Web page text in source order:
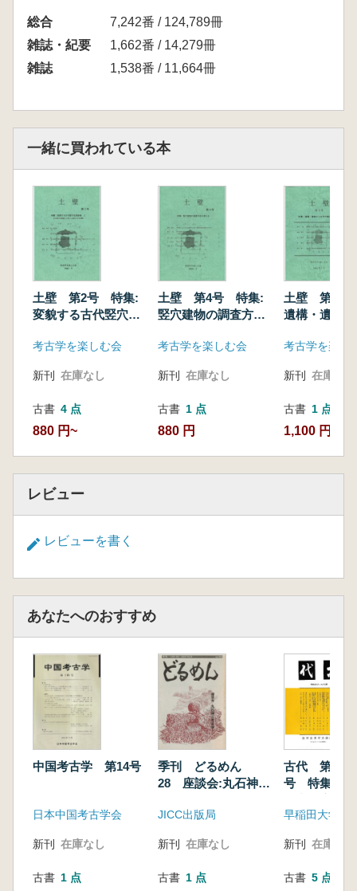
総合
7,242番 / 124,789冊
雑誌・紀要
1,662番 / 14,279冊
雑誌
1,538番 / 11,664冊
一緒に買われている本
土壁 第2号 特集:
変貌する古代竪穴住
考古学を楽しむ会
新刊 在庫なし
古書 4 点
880 円~
土壁 第4号 特集:
竪穴建物の調査方法
考古学を楽しむ会
新刊 在庫なし
古書 1 点
880 円
土壁 第5号
遺構・遺物
考古学を楽し
新刊 在庫なし
古書 1 点
1,100 円
レビュー
レビューを書く
あなたへのおすすめ
中国考古学 第14号
日本中国考古学会
新刊 在庫なし
古書 1 点
季刊 どるめん
28 座談会:丸石神と
JICC出版局
新刊 在庫なし
古書 1 点
古代 第59・
号 特集:関
心として
早稲田大学考
新刊 在庫なし
古書 5 点